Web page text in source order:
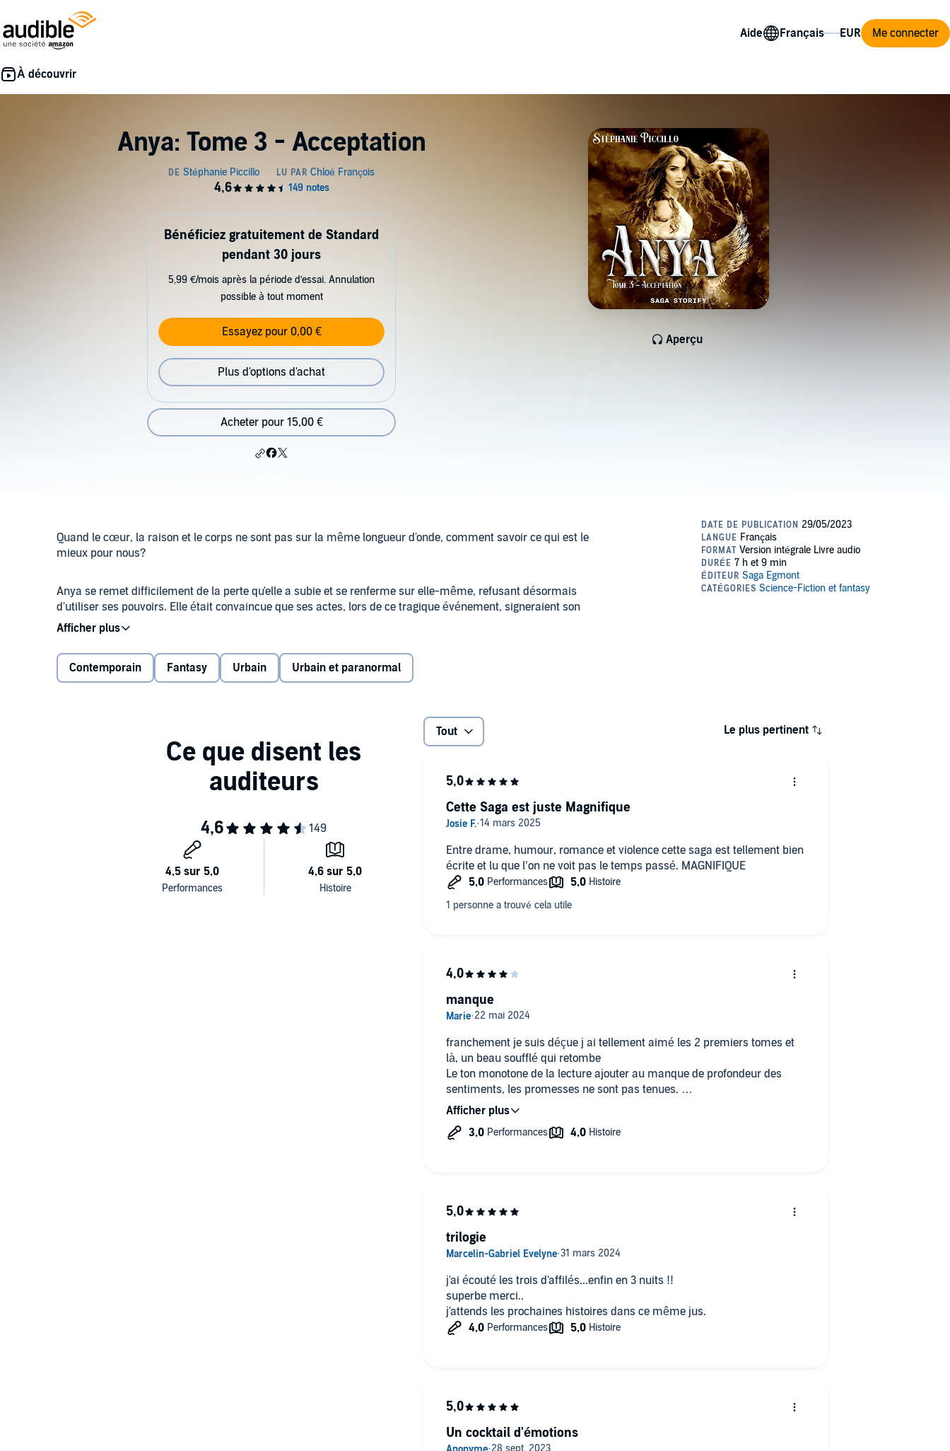
Aide Me connecter
Anya: Tome 3 - Acceptation
Aperçu
Bénéficiez gratuitement de Standard
pendant 30 jours
5,99 €/mois après la période d’essai. Annulation
possible à tout moment
Essayez pour 0,00 €
Plus d'options d'achat
Acheter pour 15,00 €
Quand le cœur, la raison et le corps ne sont pas sur la même longueur d'onde, comment savoir ce qui est le
mieux pour nous?
Anya se remet difficilement de la perte qu'elle a subie et se renferme sur elle-même, refusant désormais
d'utiliser ses pouvoirs. Elle était convaincue que ses actes, lors de ce tragique événement, signeraient son
arrêt de mort, mais les Archanges en ont décidé autrement. Conscients de son potentiel et de ce qu'elle
pourrait leur apporter en cas de guerre ouverte avec les démons, ils l'accueillent comme l'une des leurs.
Lorsque Lucifer, le Prince des Enfers himself, s'invite à la cérémonie d'intronisation d'Anya, cela ne peut
Stéphanie Piccillo, née en Belgique en 1986, est professeur de français dans un établissement d'enseignement
spécialisé de forme trois. En 2021, elle se lance dans l'écriture en auto-édition avec son premier ouvrage
bestseller : "Anya-Première Mort". Sérievore et fan de musique pop-rock, son genre de prédilection est la
fantasy urbaine. Elle prend d'ailleurs plaisir à distiller, dans ses romans, quelques références à la pop-culture,
et ce, toujours avec humour. Pour en savoir plus : https//linktr.ee/stephaniepiccillo.
Contemporain Fantasy Urbain Urbain et paranormal
Tout Le plus pertinent
Entre drame, humour, romance et violence cette saga est tellement bien
écrite et lu que l’on ne voit pas le temps passé. MAGNIFIQUE
Cette Saga est juste Magnifique
franchement je suis déçue j ai tellement aimé les 2 premiers tomes et
là, un beau soufflé qui retombe
Le ton monotone de la lecture ajouter au manque de profondeur des
sentiments, les promesses ne sont pas tenues.
j aurais aimé aumoin un minimum d érotisme mais, zéro pointé,
rien,nada si je souhaite écouter des livres pour pré ado je saurai ou
chercher mais à 60 ans ce n'est plus le cas et bien que je ne sois pas
plus tôt la lecture ets sans vie sans émotion
dommage ça aurait pu être vraiment sympa 😕
manque
j'ai écouté les trois d'affilés...enfin en 3 nuits !!
superbe merci..
j'attends les prochaines histoires dans ce même jus.
trilogie
Un cocktail d'émotions